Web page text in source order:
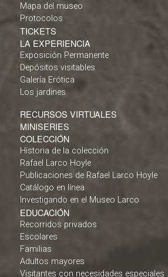
Mapa del museo
Protocolos
TICKETS
LA EXPERIENCIA
Exposición Permanente
Depósitos visitables
Galería Erótica
Los jardines
RECURSOS VIRTUALES
MINISERIES
COLECCIÓN
Historia de la colección
Rafael Larco Hoyle
Publicaciones de Rafael Larco Hoyle
Catálogo en línea
Investigando en el Museo Larco
EDUCACIÓN
Recorridos privados
Escolares
Familias
Adultos mayores
Visitantes con necesidades especiales